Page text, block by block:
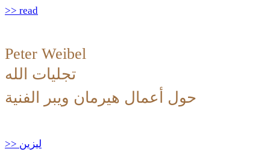
>> read
Peter Weibel
تجليات الله
حول أعمال هيرمان ويبر الفنية
>> ليزين